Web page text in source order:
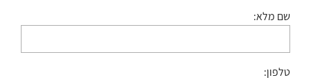
שם מלא:
טלפון: